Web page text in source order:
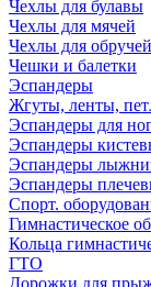
Чехлы для булавы
Чехлы для мячей
Чехлы для обручей
Чешки и балетки
Эспандеры
Жгуты, ленты,
Эспандеры для
Эспандеры
Эспандеры
Эспандеры
Спорт.
Гимнастическое
Кольца
ГТО
Дорожки для